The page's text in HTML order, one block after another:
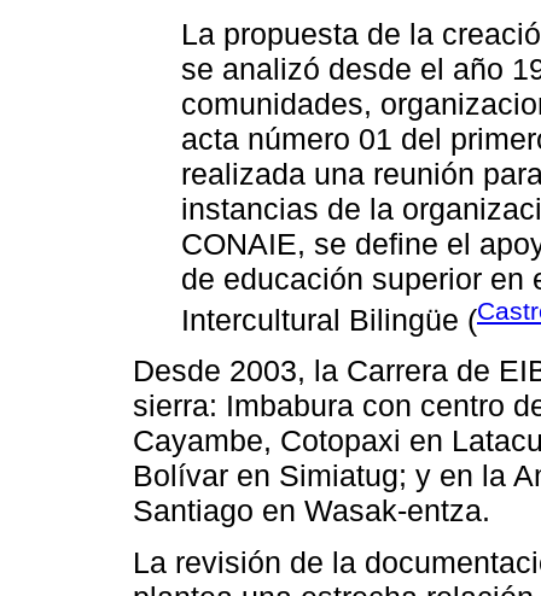
La propuesta de la
se analizó desde el año
comunidades,
acta número 01 del
realizada una reunión
instancias de la
CONAIE, se define el
de educación superior en
Intercultural Bilingüe (
Desde 2003, la Carrera de
sierra: Imbabura con centro
Cayambe, Cotopaxi en
Bolívar en Simiatug; y en la
Santiago en Wasak-entza.
La revisión de la